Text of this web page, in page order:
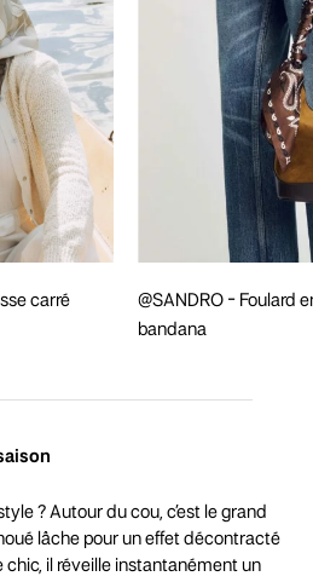
carré
@SANDRO - Foulard
bandana
? Autour du cou, c’est le grand
lâche pour un effet décontracté
chic, il réveille instantanément un